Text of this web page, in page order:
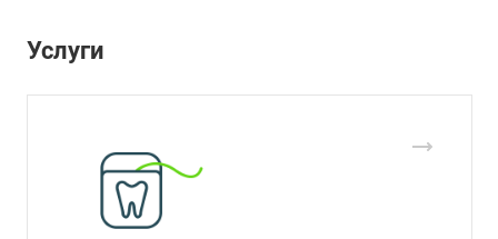
Услуги